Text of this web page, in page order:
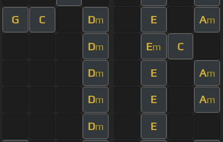
G C Dm E Am
Dm Em C
Dm E Am
Dm E Am
Dm E